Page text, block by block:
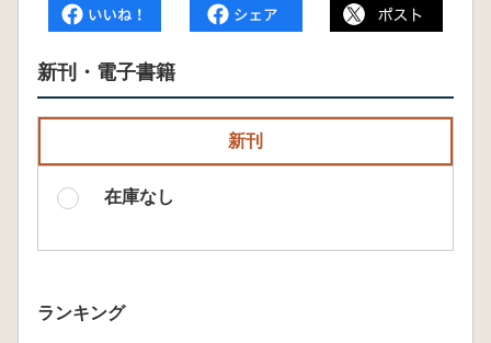
新刊・電子書籍
新刊
在庫なし
ランキング